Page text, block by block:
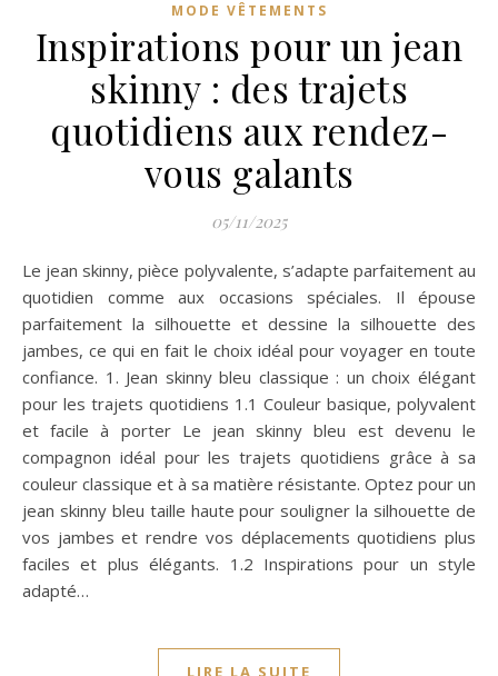
MODE VÊTEMENTS
Inspirations pour un jean
skinny : des trajets
quotidiens aux rendez-
vous galants
05/11/2025
Le jean skinny, pièce polyvalente, s’adapte parfaitement au
quotidien comme aux occasions spéciales. Il épouse
parfaitement la silhouette et dessine la silhouette des
jambes, ce qui en fait le choix idéal pour voyager en toute
confiance. 1. Jean skinny bleu classique : un choix élégant
pour les trajets quotidiens 1.1 Couleur basique, polyvalent
et facile à porter Le jean skinny bleu est devenu le
compagnon idéal pour les trajets quotidiens grâce à sa
couleur classique et à sa matière résistante. Optez pour un
jean skinny bleu taille haute pour souligner la silhouette de
vos jambes et rendre vos déplacements quotidiens plus
faciles et plus élégants. 1.2 Inspirations pour un style
adapté…
LIRE LA SUITE